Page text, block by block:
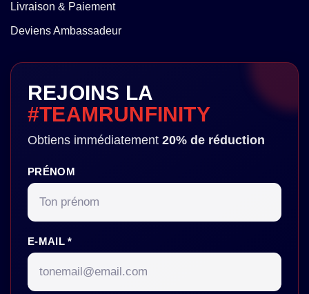
Livraison & Paiement
Deviens Ambassadeur
REJOINS LA
#TEAMRUNFINITY
Obtiens immédiatement 20% de réduction
PRÉNOM
E-MAIL *